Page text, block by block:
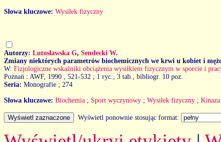
Słowa kluczowe: Wysiłek fizyczny
Autorzy: Lutosławska G, Sendecki W.
Zmiany niektórych parametrów biochemicznych we krwi u kobiet i
W: Fizjologiczne wskaźniki obciążenia wysiłkiem fizycznym w sporcie i
Poznań : AWF, 1990
, 521-532 ; 1 ryc., 3 tab., bibliogr. 10 poz.
Seria: Monografie ; 274
Słowa kluczowe: Biochemia ; Sport wyczynowy ; Wysiłek fizyczny ;
Wyświetl ponownie stosując format: